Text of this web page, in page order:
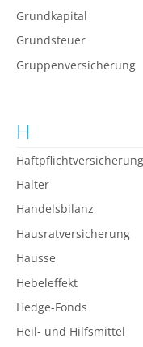
Grundkapital
Grundsteuer
Gruppenversicherung
H
Haftpflichtversicherung
Halter
Handelsbilanz
Hausratversicherung
Hausse
Hebeleffekt
Hedge-Fonds
Heil- und Hilfsmittel